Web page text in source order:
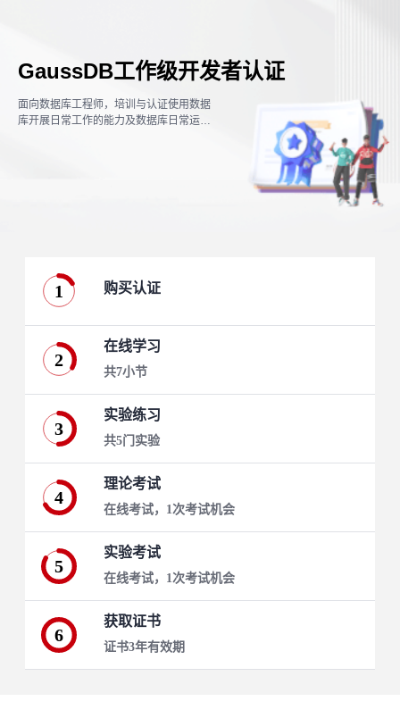
GaussDB工作级开发者认证
面向数据库工程师，培训与认证使用数据
库开展日常工作的能力及数据库日常运维
1 购买认证
2
在线学习
共7小节
3
实验练习
共5门实验
4
理论考试
在线考试，1次考试机会
5
实验考试
在线考试，1次考试机会
6
获取证书
证书3年有效期